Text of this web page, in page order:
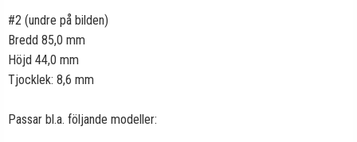
#2 (undre på bilden)
Bredd 85,0 mm
Höjd 44,0 mm
Tjocklek: 8,6 mm
Passar bl.a. följande modeller: